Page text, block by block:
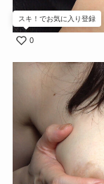
0
スキ！でお気に入り登録